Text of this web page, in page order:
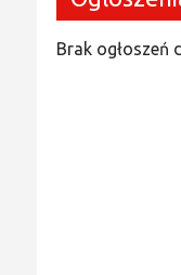
Brak ogłoszeń